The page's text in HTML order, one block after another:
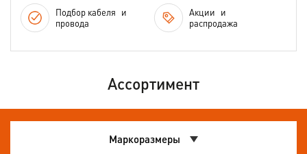
Подбор кабеля и
провода
Акции и
распродажа
Ассортимент
Маркоразмеры